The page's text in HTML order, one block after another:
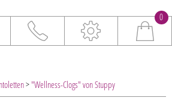
0
> "Wellness-Clogs" von Stuppy